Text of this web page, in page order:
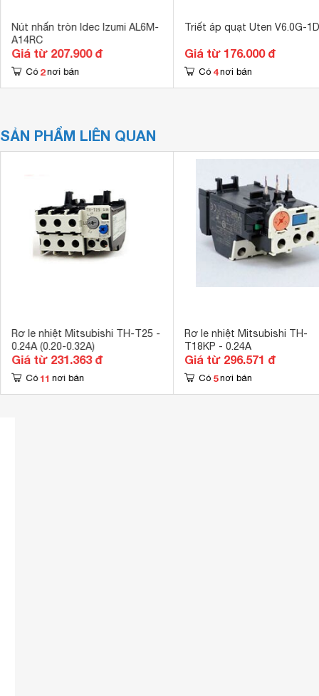
Nút nhấn tròn Idec Izumi AL6M-
A14RC
Giá từ 207.900 đ
Có 2 nơi bán
Triết áp quạt Uten V6.0G-
Giá từ 176.000 đ
Có 4 nơi bán
SẢN PHẨM LIÊN QUAN
Rơ le nhiệt Mitsubishi TH-T25 -
0.24A (0.20-0.32A)
Giá từ 231.363 đ
Có 11 nơi bán
Rơ le nhiệt Mitsubishi TH-
T18KP - 0.24A
Giá từ 296.571 đ
Có 5 nơi bán